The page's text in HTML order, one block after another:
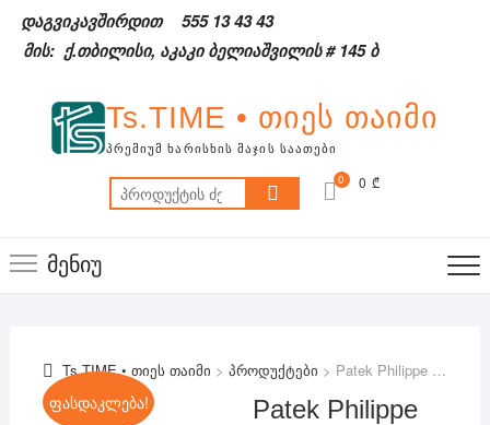
content
დაგვიკავშირდით
555 13 43 43
მის: ქ.თბილისი, აკაკი ბელიაშვილის # 145 ბ
Ts.TIME • თიეს თაიმი
ᲞᲠᲔᲛᲘᲣᲛ ᲮᲐᲠᲘᲡᲮᲘᲡ ᲛᲐᲯᲘᲡ ᲡᲐᲐᲗᲔᲑᲘ
ძებნა: 0 0 ₾
მენიუ
Ts.TIME • თიეს თაიმი > პროდუქტები > Patek Philippe Nautilus Skeleton – ავტომატური
ფასდაკლება!
Patek Philippe